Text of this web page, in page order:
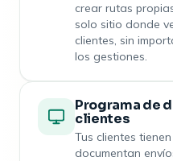
crear rutas
solo sitio donde
clientes, sin
los gestiones.
Programa de
clientes
Tus clientes
documentan